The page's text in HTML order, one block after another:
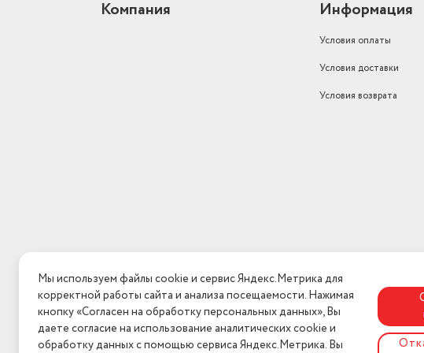
Компания Информация
Условия оплаты
Условия доставки
Условия возврата
Мы используем файлы cookie и сервис Яндекс.Метрика для
корректной работы сайта и анализа посещаемости. Нажимая
кнопку «Согласен на обработку персональных данных», Вы
даете согласие на использование аналитических cookie и
обработку данных с помощью сервиса Яндекс.Метрика. Вы